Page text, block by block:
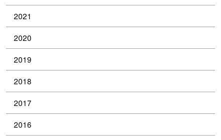
2021
2020
2019
2018
2017
2016